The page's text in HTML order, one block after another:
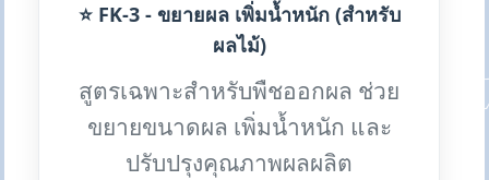
⭐ FK-3 - ขยายผล เพิ่มน้ำหนัก (สำหรับ
ผลไม้)
สูตรเฉพาะสำหรับพืชออกผล ช่วย
ขยายขนาดผล เพิ่มน้ำหนัก และ
ปรับปรุงคุณภาพผลผลิต